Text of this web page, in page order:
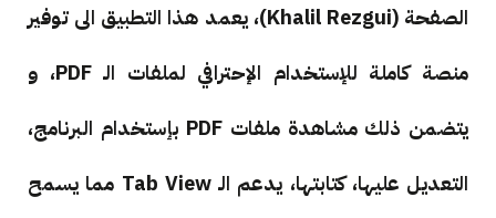
الصفحة (Khalil Rezgui)، يعمد هذا التطبيق الى توفير
منصة كاملة للإستخدام الإحترافي لملفات الـ PDF، و
يتضمن ذلك مشاهدة ملفات PDF بإستخدام البرنامج،
التعديل عليها، كتابتها، يدعم الـ Tab View مما يسمح